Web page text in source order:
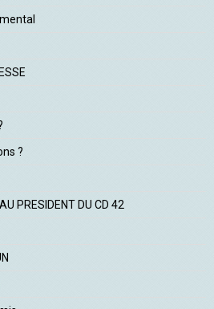
?
PRESIDENT DU CD 42